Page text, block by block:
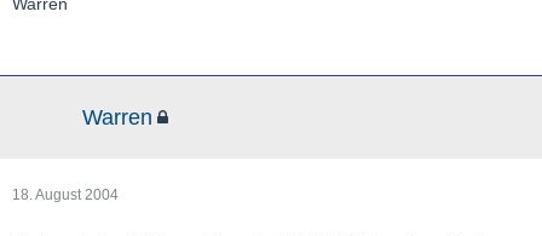
Warren
Warren
18. August 2004